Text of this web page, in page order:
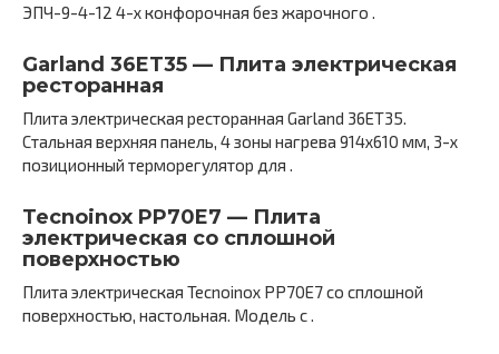
ЭПЧ-9-4-12 4-х конфорочная без жарочного .
Garland 36ET35 — Плита электрическая
ресторанная
Плита электрическая ресторанная Garland 36ET35.
Стальная верхняя панель, 4 зоны нагрева 914х610 мм, 3-х
позиционный терморегулятор для .
Tecnoinox PP70E7 — Плита
электрическая со сплошной
поверхностью
Плита электрическая Tecnoinox PP70E7 со сплошной
поверхностью, настольная. Модель с .